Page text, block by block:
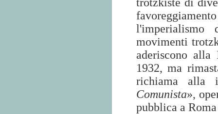
l'imperialismo
movimenti
aderiscono
1932, ma
richiama alla
Comunista»,
pubblica a